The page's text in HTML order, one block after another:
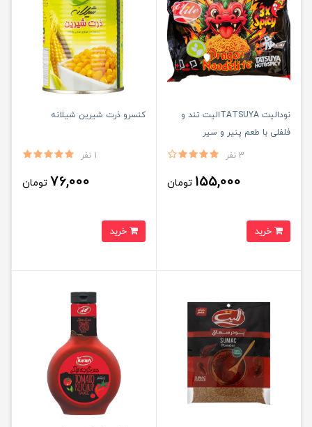
نودالیت TATSUYAالیت تند و
فلفلی با طعم پنیر و سیر
3 نفر
155,000 تومان
کنسرو ذرت شیرین شیلانه
1 نفر
76,000 تومان